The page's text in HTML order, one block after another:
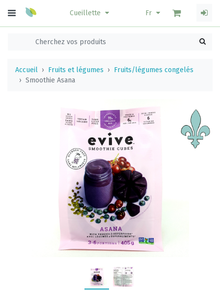
Cueillette Fr
Accueil Fruits et légumes
Fruits/légumes congelés
Smoothie Asana